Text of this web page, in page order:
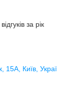
за рік
15А, Київ,